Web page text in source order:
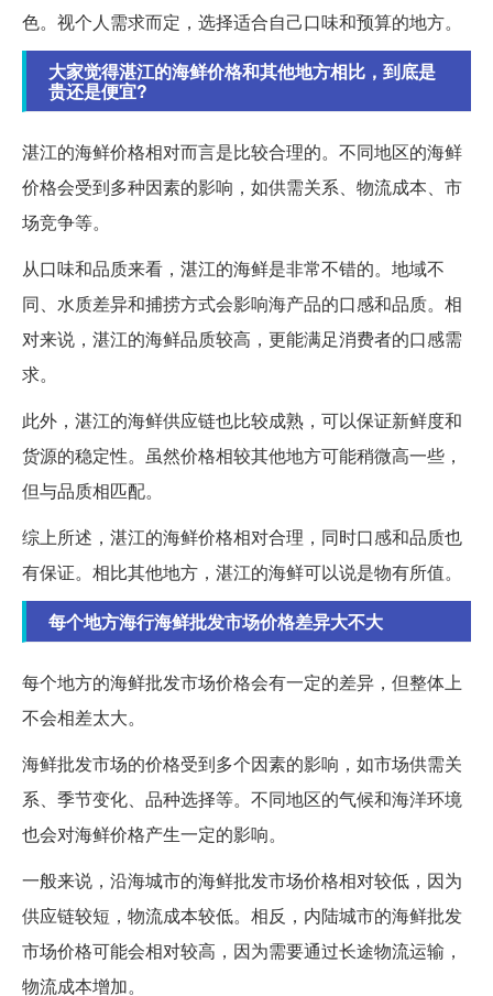
色。视个人需求而定，选择适合自己口味和预算的地方。
大家觉得湛江的海鲜价格和其他地方相比，到底是
贵还是便宜?
湛江的海鲜价格相对而言是比较合理的。不同地区的海鲜
价格会受到多种因素的影响，如供需关系、物流成本、市
场竞争等。
从口味和品质来看，湛江的海鲜是非常不错的。地域不
同、水质差异和捕捞方式会影响海产品的口感和品质。相
对来说，湛江的海鲜品质较高，更能满足消费者的口感需
求。
此外，湛江的海鲜供应链也比较成熟，可以保证新鲜度和
货源的稳定性。虽然价格相较其他地方可能稍微高一些，
但与品质相匹配。
综上所述，湛江的海鲜价格相对合理，同时口感和品质也
有保证。相比其他地方，湛江的海鲜可以说是物有所值。
每个地方海行海鲜批发市场价格差异大不大
每个地方的海鲜批发市场价格会有一定的差异，但整体上
不会相差太大。
海鲜批发市场的价格受到多个因素的影响，如市场供需关
系、季节变化、品种选择等。不同地区的气候和海洋环境
也会对海鲜价格产生一定的影响。
一般来说，沿海城市的海鲜批发市场价格相对较低，因为
供应链较短，物流成本较低。相反，内陆城市的海鲜批发
市场价格可能会相对较高，因为需要通过长途物流运输，
物流成本增加。